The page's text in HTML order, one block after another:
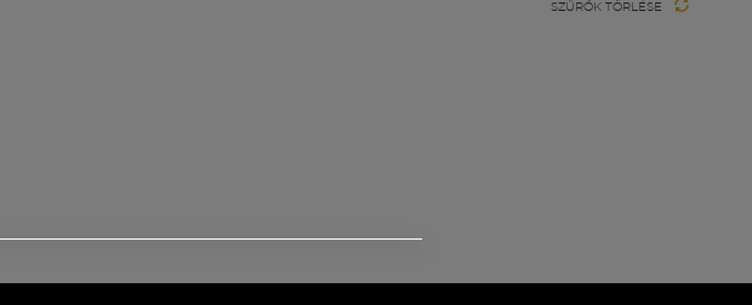
SZŰRŐK TÖRLÉSE